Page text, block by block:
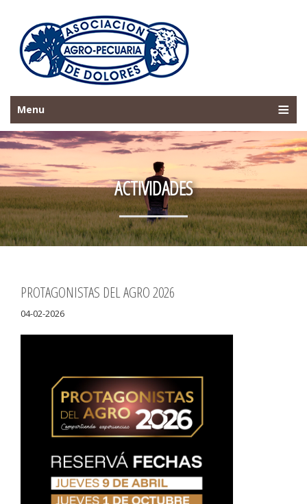
Menu
ACTIVIDADES
PROTAGONISTAS DEL AGRO 2026
04-02-2026